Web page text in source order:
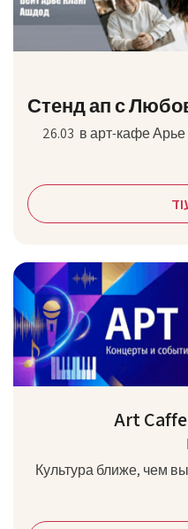
Стенд ап с
26.03 в арт-кафе
Art
Культура ближе, чем